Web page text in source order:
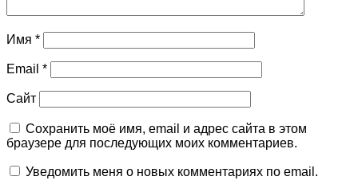
Имя *
Email *
Сайт
Сохранить моё имя, email и адрес сайта в этом
браузере для последующих моих комментариев.
Уведомить меня о новых комментариях по email.